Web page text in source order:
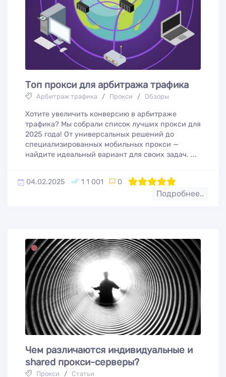
Топ прокси для арбитража трафика
Арбитраж трафика / Прокси / Обзоры
Хотите увеличить конверсию в арбитраже
трафика? Мы собрали список лучших прокси для
2025 года! От универсальных решений до
специализированных мобильных прокси —
найдите идеальный вариант для своих задач. ...
04.02.2025 1 1 001 0 100
1 2 3 4 5
Подробнее..
Чем различаются индивидуальные и
shared прокси-серверы?
Прокси / Статьи